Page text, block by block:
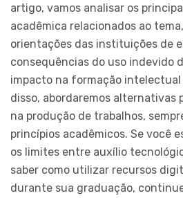
artigo, vamos analisar os
acadêmica relacionados ao
orientações das instituições de
consequências do uso indevido
impacto na formação
disso, abordaremos alternativas
na produção de trabalhos,
princípios acadêmicos. Se você
os limites entre auxílio
saber como utilizar recursos
durante sua graduação,